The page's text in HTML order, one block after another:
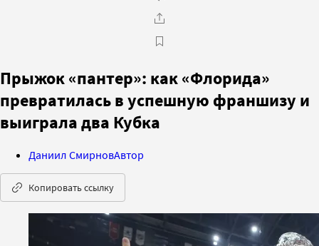
Прыжок «пантер»: как «Флорида»
превратилась в успешную франшизу и
выиграла два Кубка
Даниил СмирновАвтор
Копировать ссылку